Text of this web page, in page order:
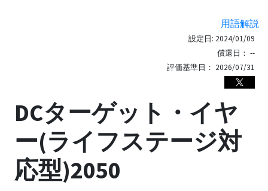
用語解説
設定日: 2024/01/09
償還日： --
評価基準日： 2026/07/31
DCターゲット・イヤ
ー(ライフステージ対
応型)2050